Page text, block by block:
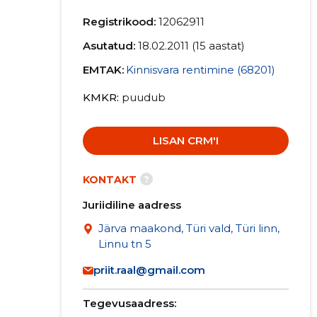
Registrikood: 12062911
Asutatud: 18.02.2011 (15 aastat)
EMTAK: Kinnisvara rentimine (68201)
KMKR puudub
LISAN CRM'I
KONTAKT ?
Juriidiline aadress
Järva maakond, Türi vald, Türi linn,
Linnu tn 5
priit.raal@gmail.com
Tegevusaadress: